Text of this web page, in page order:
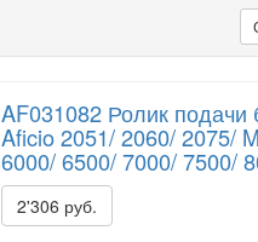
AF031082 Ролик подачи
Aficio 2051/ 2060/ 2075/
6000/ 6500/ 7000/ 7500/
2'306 руб.